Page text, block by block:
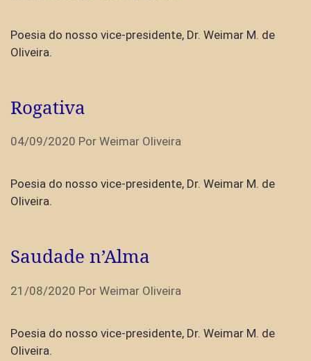
Poesia do nosso vice-presidente, Dr. Weimar M. de
Oliveira.
Rogativa
04/09/2020 Por Weimar Oliveira
Poesia do nosso vice-presidente, Dr. Weimar M. de
Oliveira.
Saudade n’Alma
21/08/2020 Por Weimar Oliveira
Poesia do nosso vice-presidente, Dr. Weimar M. de
Oliveira.